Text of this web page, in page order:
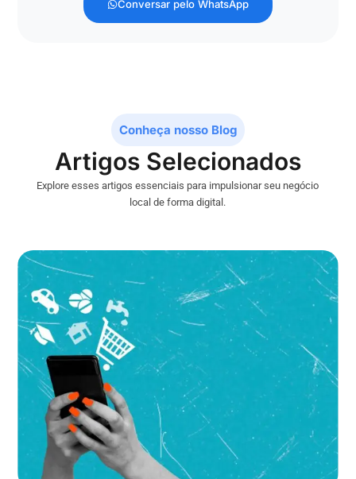
Conversar pelo WhatsApp
Conheça nosso Blog
Artigos Selecionados
Explore esses artigos essenciais para impulsionar seu negócio
local de forma digital.